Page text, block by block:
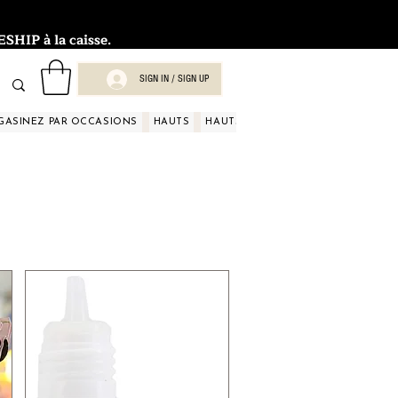
à la caisse.
SIGN IN / SIGN UP
PAR OCCASIONS HAUTS HAUTS